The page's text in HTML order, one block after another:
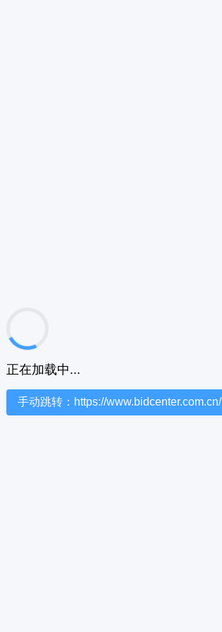
正在加载中...
手动跳转：https://www.bidcenter.com.cn/